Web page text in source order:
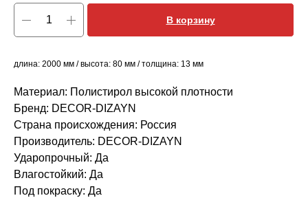
В корзину
длина: 2000 мм / высота: 80 мм / толщина: 13 мм
Материал: Полистирол высокой плотности
Бренд: DECOR-DIZAYN
Страна происхождения: Россия
Производитель: DECOR-DIZAYN
Ударопрочный: Да
Влагостойкий: Да
Под покраску: Да